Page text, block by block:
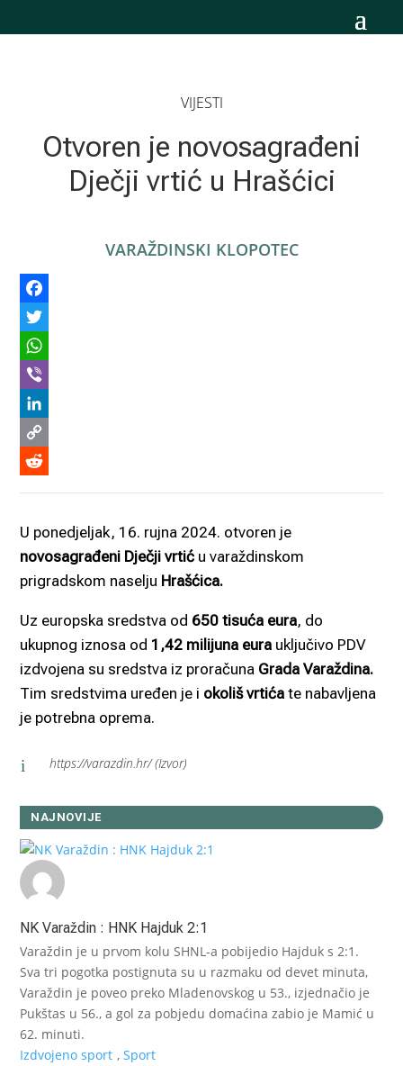
VIJESTI
Otvoren je novosagrađeni
Dječji vrtić u Hrašćici
VARAŽDINSKI KLOPOTEC
Link
Reddit
U ponedjeljak, 16. rujna 2024. otvoren je
novosagrađeni Dječji vrtić u varaždinskom
prigradskom naselju Hrašćica.
Uz europska sredstva od 650 tisuća eura, do
ukupnog iznosa od 1,42 milijuna eura uključivo PDV
izdvojena su sredstva iz proračuna Grada Varaždina.
Tim sredstvima uređen je i okoliš vrtića te nabavljena
je potrebna oprema.
i https://varazdin.hr/ (Izvor)
NAJNOVIJE
NK Varaždin : HNK Hajduk 2:1
Varaždin je u prvom kolu SHNL-a pobijedio Hajduk s 2:1.
Sva tri pogotka postignuta su u razmaku od devet minuta,
Varaždin je poveo preko Mladenovskog u 53., izjednačio je
Pukštas u 56., a gol za pobjedu domaćina zabio je Mamić u
62. minuti.
Izdvojeno sport ,Sport